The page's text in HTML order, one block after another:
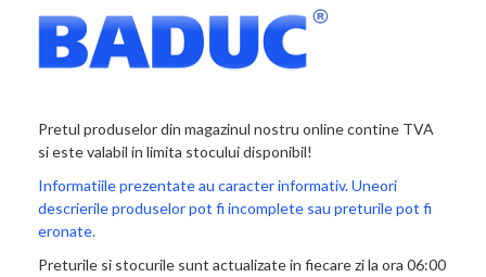
Pretul produselor din magazinul nostru online contine TVA
si este valabil in limita stocului disponibil!
Informatiile prezentate au caracter informativ. Uneori
descrierile produselor pot fi incomplete sau preturile pot fi
eronate.
Preturile si stocurile sunt actualizate in fiecare zi la ora 06:00